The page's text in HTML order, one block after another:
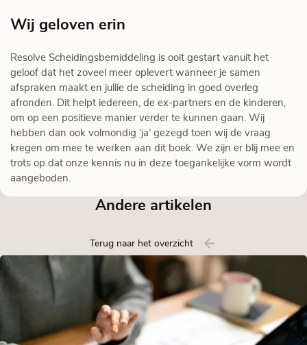
Wij geloven erin
Resolve Scheidingsbemiddeling is ooit gestart vanuit het
geloof dat het zoveel meer oplevert wanneer je samen
afspraken maakt en jullie de scheiding in goed overleg
afronden. Dit helpt iedereen, de ex-partners en de kinderen,
om op een positieve manier verder te kunnen gaan. Wij
hebben dan ook volmondig ‘ja’ gezegd toen wij de vraag
kregen om mee te werken aan dit boek. We zijn er blij mee en
trots op dat onze kennis nu in deze toegankelijke vorm wordt
aangeboden.
Andere artikelen
Terug naar het overzicht